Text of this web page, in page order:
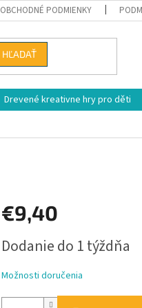
OBCHODNÉ PODMIENKY
HĽADAŤ
Drevené kreativne hry pro děti
€9,40
cena:
Dodanie do 1 týždňa
Možnosti doručenia